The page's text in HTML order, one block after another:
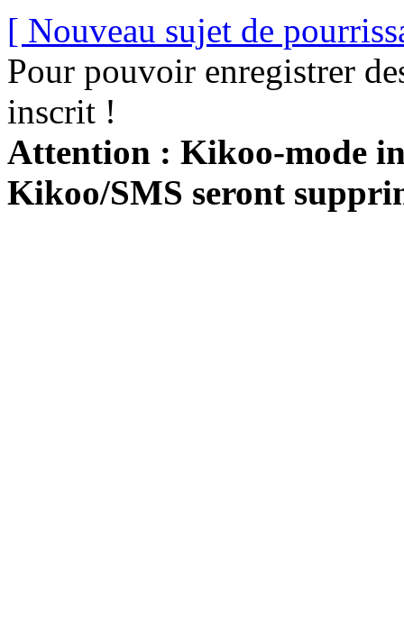
[ Nouveau sujet de
Pour pouvoir enregistrer
inscrit !
Attention : Kikoo-mode
Kikoo/SMS seront